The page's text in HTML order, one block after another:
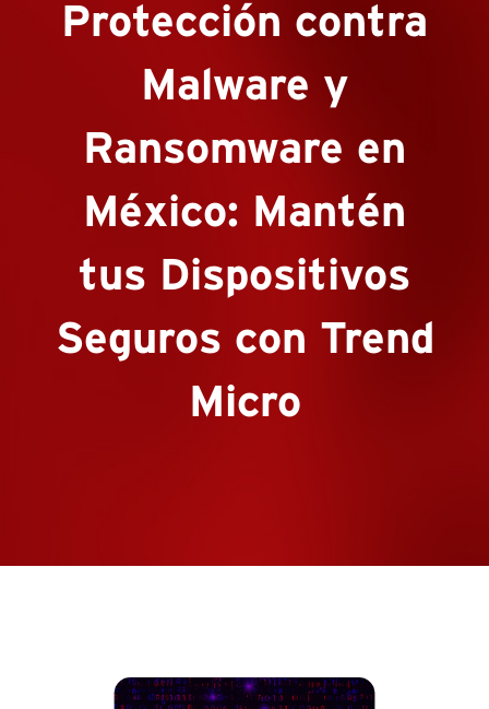
Protección contra
Malware y
Ransomware en
México: Mantén
tus Dispositivos
Seguros con Trend
Micro